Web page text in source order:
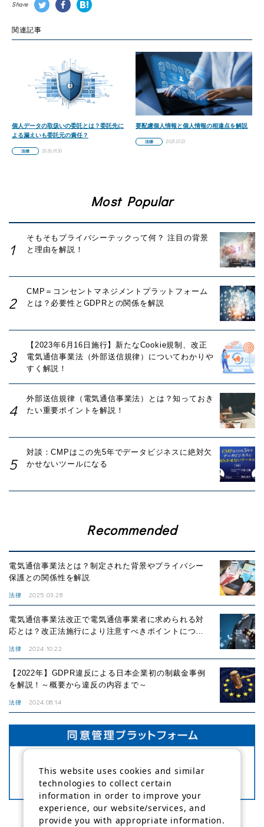
Share
関連記事
個人データの取扱いの委託とは？委託先に
よる漏えいも委託元の責任？
法律 2026.01.30
要配慮個人情報と個人情報の相違点を解説
法律 2025.07.23
Most Popular
そもそもプライバシーテックって何？ 注目の背景
と理由を解説！
CMP＝コンセントマネジメントプラットフォーム
とは？必要性とGDPRとの関係を解説
【2023年6月16日施行】新たなCookie規制、改正
電気通信事業法（外部送信規律）についてわかりや
すく解説！
外部送信規律（電気通信事業法）とは？知っておき
たい重要ポイントを解説！
対談：CMPはこの先5年でデータビジネスに絶対欠
かせないツールになる
Recommended
電気通信事業法とは？制定された背景やプライバシー
保護との関係性を解説
法律 2025.03.28
電気通信事業法改正で電気通信事業者に求められる対
応とは？改正法施行により注意すべきポイントについ
法律 2024.10.22
【2022年】GDPR違反による日本企業初の制裁金事例
を解説！～概要から違反の内容まで～
法律 2024.08.14
This website uses cookies and similar
technologies to collect certain
information in order to improve your
experience, our website/services, and
provide you with appropriate information.